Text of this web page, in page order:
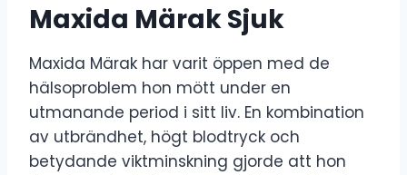
Maxida Märak Sjuk
Maxida Märak har varit öppen med de
hälsoproblem hon mött under en
utmanande period i sitt liv. En kombination
av utbrändhet, högt blodtryck och
betydande viktminskning gjorde att hon